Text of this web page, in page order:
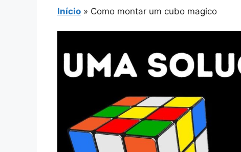
Início » Como montar um cubo magico